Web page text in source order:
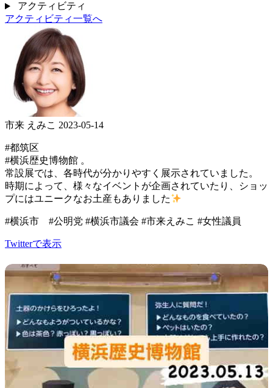
アクティビティ
アクティビティ一覧へ
市来 えみこ 2023-05-14
#都筑区
#横浜歴史博物館 。
常設展では、各時代が分かりやすく展示されていました。
時期によって、様々なイベントが企画されていたり、ショッ
プにはユニークなお土産もありました
#横浜市 #公明党 #横浜市議会 #市来えみこ #女性議員
Twitterで表示